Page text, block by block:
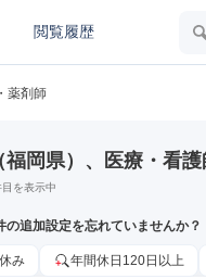
閲覧履歴
薬剤師
福岡県）、医療・看
目を表示中
の追加設定を忘れていませんか？
み 年間休日120日以上